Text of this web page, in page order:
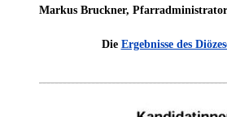
Markus Bruckner, Pfarradministrator
Die Ergebnisse des